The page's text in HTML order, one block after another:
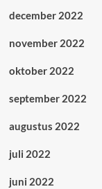
december 2022
november 2022
oktober 2022
september 2022
augustus 2022
juli 2022
juni 2022